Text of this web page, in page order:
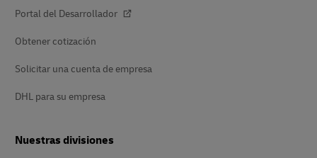
Portal del Desarrollador
Obtener cotización
Solicitar una cuenta de empresa
DHL para su empresa
Nuestras divisiones